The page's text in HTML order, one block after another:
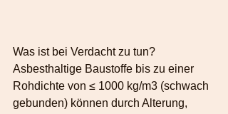
Was ist bei Verdacht zu tun?
Asbesthaltige Baustoffe bis zu einer
Rohdichte von ≤ 1000 kg/m3 (schwach
gebunden) können durch Alterung,